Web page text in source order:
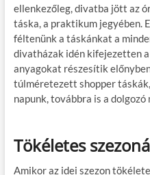
ellenkezőleg, divatba jött az
táska, a praktikum jegyében.
féltenünk a táskánkat a
divatházak idén kifejezetten
anyagokat részesítik
túlméretezett shopper
napunk, továbbra is a
Tökéletes
Amikor az idei szezon